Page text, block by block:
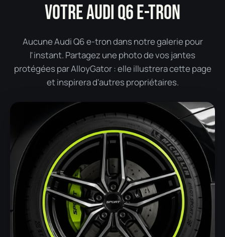
VOTRE AUDI Q6 E-TRON
Aucune Audi Q6 e-tron dans notre galerie pour
l'instant. Partagez une photo de vos jantes
protégées par AlloyGator : elle illustrera cette page
et inspirera d'autres propriétaires.